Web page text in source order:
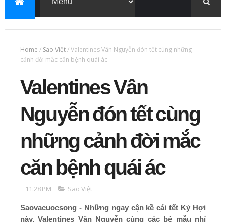
Home / Sao Việt/Valentines Vân Nguyễn đón tết cùng những
cảnh đời mắc căn bệnh quái ác
Valentines Vân
Nguyễn đón tết cùng
những cảnh đời mắc
căn bệnh quái ác
11:28 PM Sao Việt
Saovacuocsong - Những ngay cận kề cái tết Kỷ Hợi
này, Valentines Vân Nguyễn cùng các bé mẫu nhí